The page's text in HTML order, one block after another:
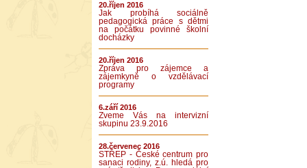
20.říjen 2016
Jak probíhá sociálně
pedagogická práce s dětmi
na počátku povinné školní
docházky
20.říjen 2016
Zpráva pro zájemce a
zájemkyně o vzdělávací
programy
6.září 2016
Zveme Vás na intervizní
skupinu 23.9.2016
28.červenec 2016
STŘEP - České centrum pro
sanaci rodiny, z.ú. hledá pro